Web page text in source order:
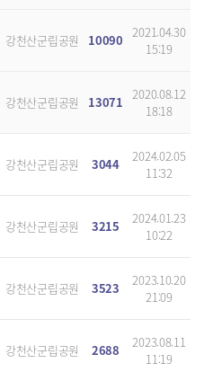
강천산군립공원 10090
2021.04.30
15:19
강천산군립공원 13071
2020.08.12
18:18
강천산군립공원 3044
2024.02.05
11:32
강천산군립공원 3215
2024.01.23
10:22
강천산군립공원 3523
2023.10.20
21:09
강천산군립공원 2688
2023.08.11
11:19